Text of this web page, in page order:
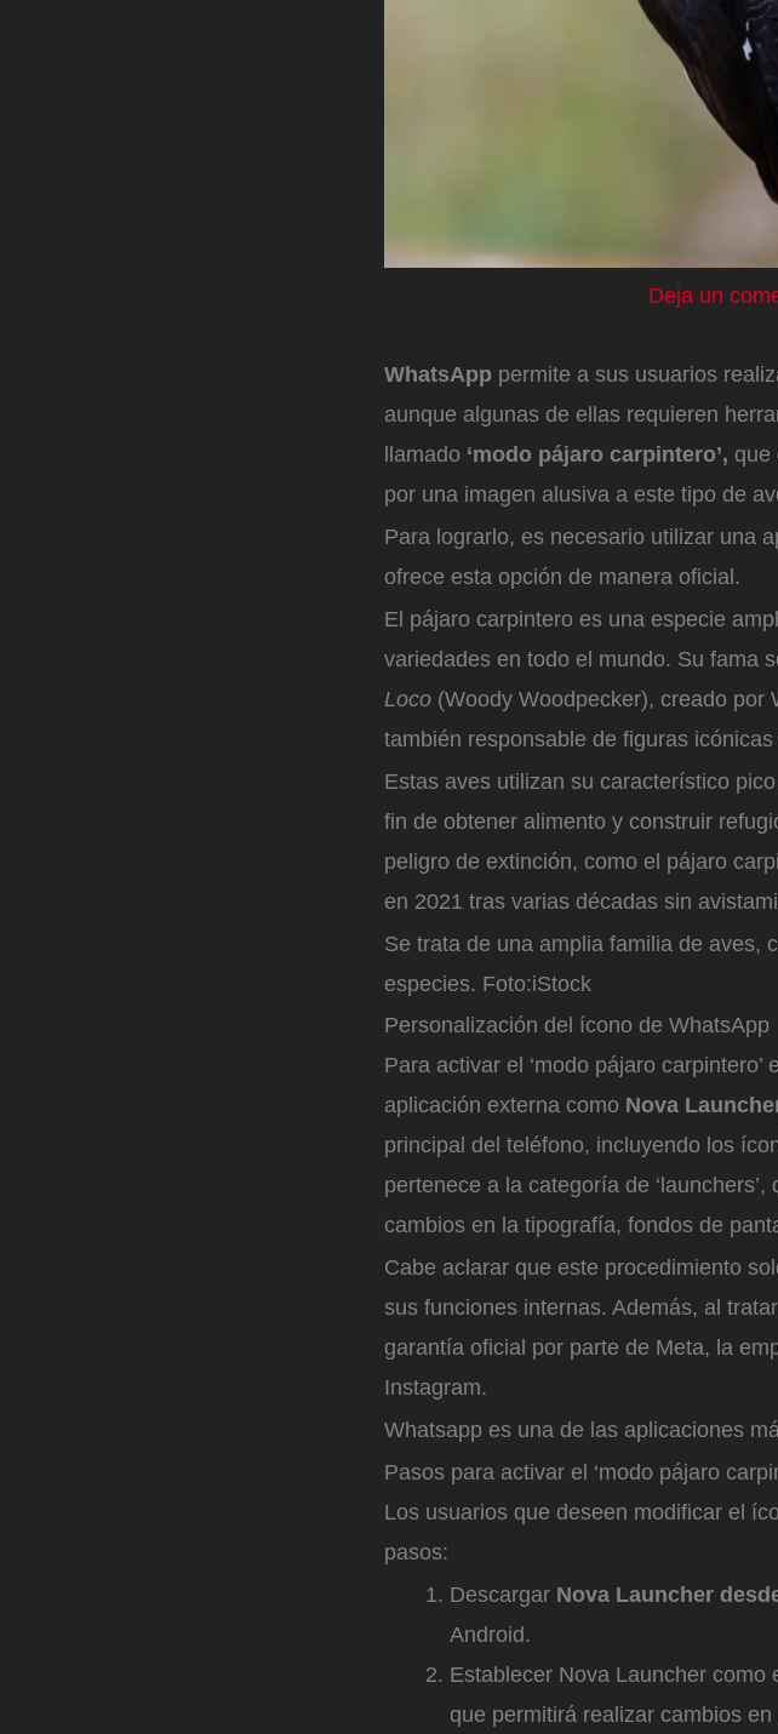
Deja un
WhatsApp permite a sus usuarios
aunque algunas de ellas requieren
llamado ‘modo pájaro carpintero’, que
por una imagen alusiva a este tipo de
Para lograrlo, es necesario utilizar una
ofrece esta opción de manera oficial.
El pájaro carpintero es una especie
variedades en todo el mundo. Su fama
Loco (Woody Woodpecker), creado por
también responsable de figuras icónicas
Estas aves utilizan su característico
fin de obtener alimento y construir
peligro de extinción, como el pájaro
en 2021 tras varias décadas sin
Se trata de una amplia familia de aves,
especies. Foto:iStock
Personalización del ícono de WhatsApp
Para activar el ‘modo pájaro
aplicación externa como Nova
principal del teléfono, incluyendo los
pertenece a la categoría de
cambios en la tipografía, fondos de
Cabe aclarar que este procedimiento
sus funciones internas. Además, al
garantía oficial por parte de Meta, la
Instagram.
Whatsapp es una de las aplicaciones
Pasos para activar el ‘modo pájaro
Los usuarios que deseen modificar el
pasos:
Descargar Nova Launcher
Android.
Establecer Nova Launcher como
que permitirá realizar cambios